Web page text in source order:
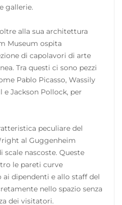
gallerie.
oltre alla sua architettura
Museum ospita
di capolavori di arte
Tra questi ci sono pezzi
Pablo Picasso, Wassily
e Jackson Pollock, per
peculiare del
al Guggenheim
scale nascoste. Queste
le pareti curve
ai dipendenti e allo staff del
nello spazio senza
dei visitatori.